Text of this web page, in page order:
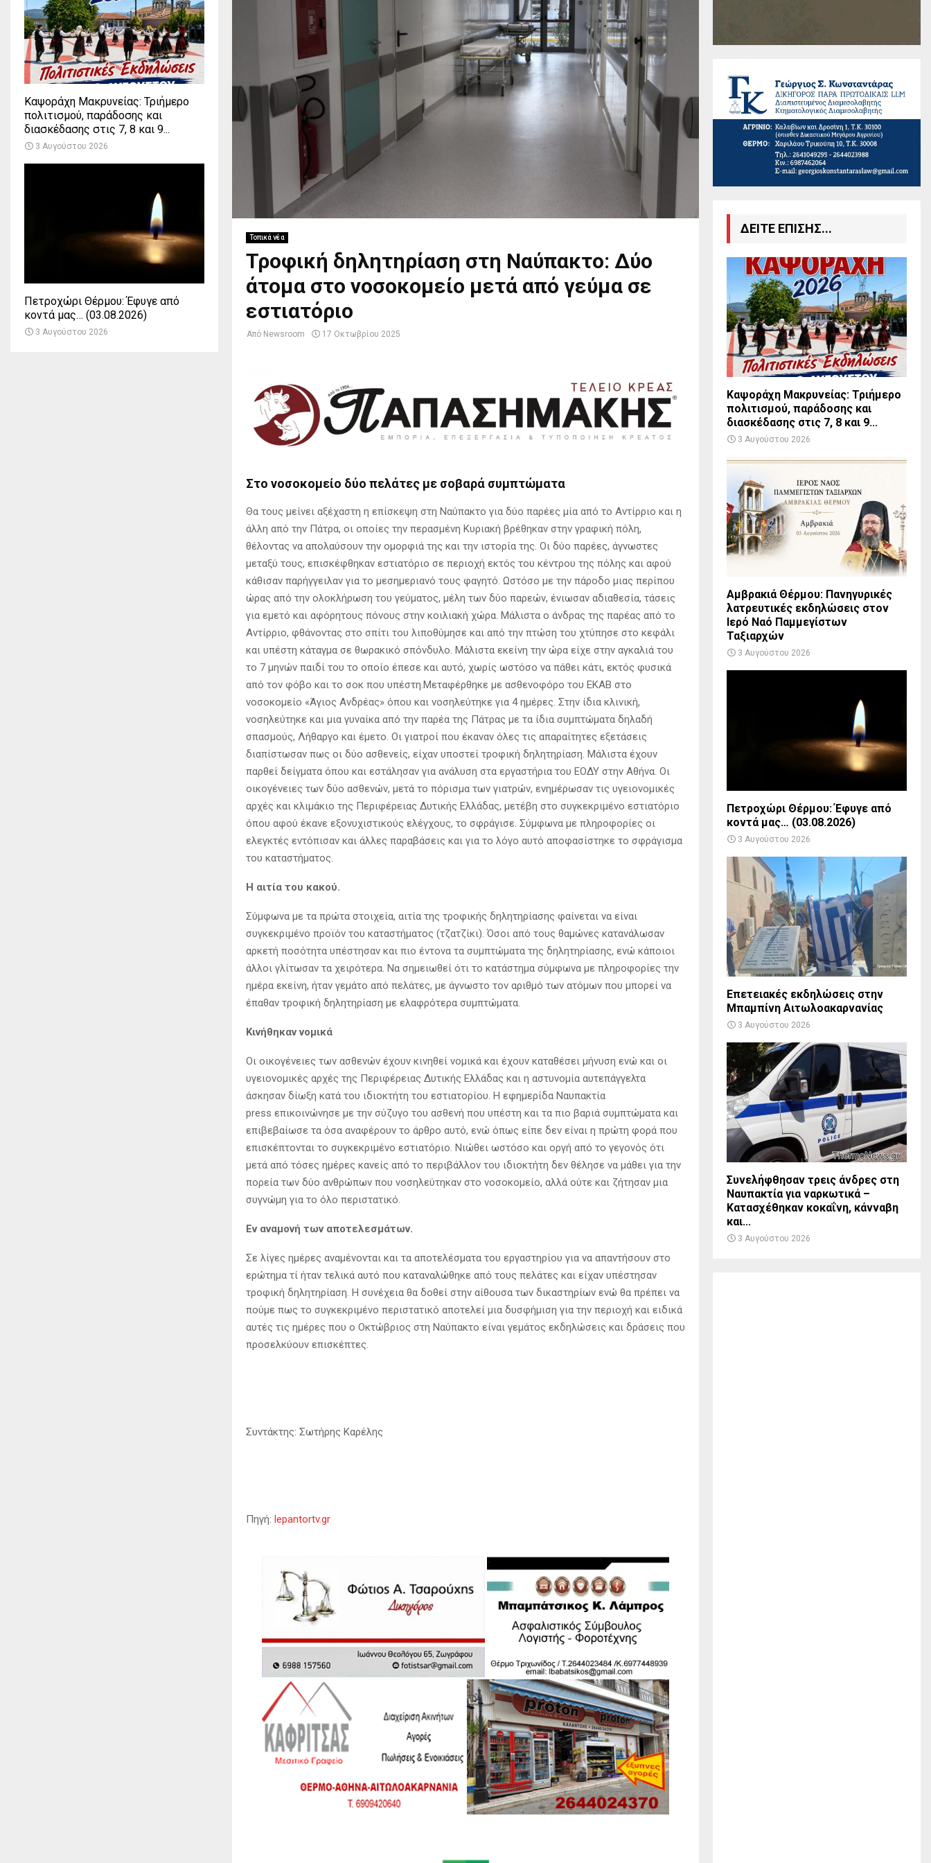
Τοπικά νέα
Τροφική δηλητηρίαση στη Ναύπακτο: Δύο
άτομα στο νοσοκομείο μετά από γεύμα σε
εστιατόριο
Από Newsroom 17 Οκτωβρίου 2025
Στο νοσοκομείο δύο πελάτες με σοβαρά συμπτώματα
Θα τους μείνει αξέχαστη η επίσκεψη στη Ναύπακτο για δύο παρέες μία από το Αντίρριο και η
άλλη από την Πάτρα, οι οποίες την περασμένη Κυριακή βρέθηκαν στην γραφική πόλη,
θέλοντας να απολαύσουν την ομορφιά της και την ιστορία της. Οι δύο παρέες, άγνωστες
μεταξύ τους, επισκέφθηκαν εστιατόριο σε περιοχή εκτός του κέντρου της πόλης και αφού
κάθισαν παρήγγειλαν για το μεσημεριανό τους φαγητό. Ωστόσο με την πάροδο μιας περίπου
ώρας από την ολοκλήρωση του γεύματος, μέλη των δύο παρεών, ένιωσαν αδιαθεσία, τάσεις
για εμετό και αφόρητους πόνους στην κοιλιακή χώρα. Μάλιστα ο άνδρας της παρέας από το
Αντίρριο, φθάνοντας στο σπίτι του λιποθύμησε και από την πτώση του χτύπησε στο κεφάλι
και υπέστη κάταγμα σε θωρακικό σπόνδυλο. Μάλιστα εκείνη την ώρα είχε στην αγκαλιά του
το 7 μηνών παιδί του το οποίο έπεσε και αυτό, χωρίς ωστόσο να πάθει κάτι, εκτός φυσικά
από τον φόβο και το σοκ που υπέστη.Μεταφέρθηκε με ασθενοφόρο του ΕΚΑΒ στο
νοσοκομείο «Άγιος Ανδρέας» όπου και νοσηλεύτηκε για 4 ημέρες. Στην ίδια κλινική,
νοσηλεύτηκε και μια γυναίκα από την παρέα της Πάτρας με τα ίδια συμπτώματα δηλαδή
σπασμούς, Λήθαργο και έμετο. Οι γιατροί που έκαναν όλες τις απαραίτητες εξετάσεις
διαπίστωσαν πως οι δύο ασθενείς, είχαν υποστεί τροφική δηλητηρίαση. Μάλιστα έχουν
παρθεί δείγματα όπου και εστάλησαν για ανάλυση στα εργαστήρια του ΕΟΔΥ στην Αθήνα. Οι
οικογένειες των δύο ασθενών, μετά το πόρισμα των γιατρών, ενημέρωσαν τις υγειονομικές
αρχές και κλιμάκιο της Περιφέρειας Δυτικής Ελλάδας, μετέβη στο συγκεκριμένο εστιατόριο
όπου αφού έκανε εξονυχιστικούς ελέγχους, το σφράγισε. Σύμφωνα με πληροφορίες οι
ελεγκτές εντόπισαν και άλλες παραβάσεις και για το λόγο αυτό αποφασίστηκε το σφράγισμα
του καταστήματος.
Η αιτία του κακού.
Σύμφωνα με τα πρώτα στοιχεία, αιτία της τροφικής δηλητηρίασης φαίνεται να είναι
συγκεκριμένο προϊόν του καταστήματος (τζατζίκι). Όσοι από τους θαμώνες κατανάλωσαν
αρκετή ποσότητα υπέστησαν και πιο έντονα τα συμπτώματα της δηλητηρίασης, ενώ κάποιοι
άλλοι γλίτωσαν τα χειρότερα. Να σημειωθεί ότι το κατάστημα σύμφωνα με πληροφορίες την
ημέρα εκείνη, ήταν γεμάτο από πελάτες, με άγνωστο τον αριθμό των ατόμων που μπορεί να
έπαθαν τροφική δηλητηρίαση με ελαφρότερα συμπτώματα.
Κινήθηκαν νομικά
Οι οικογένειες των ασθενών έχουν κινηθεί νομικά και έχουν καταθέσει μήνυση ενώ και οι
υγειονομικές αρχές της Περιφέρειας Δυτικής Ελλάδας και η αστυνομία αυτεπάγγελτα
άσκησαν δίωξη κατά του ιδιοκτήτη του εστιατορίου. Η εφημερίδα Ναυπακτία
press επικοινώνησε με την σύζυγο του ασθενή που υπέστη και τα πιο βαριά συμπτώματα και
επιβεβαίωσε τα όσα αναφέρουν το άρθρο αυτό, ενώ όπως είπε δεν είναι η πρώτη φορά που
επισκέπτονται το συγκεκριμένο εστιατόριο. Νιώθει ωστόσο και οργή από το γεγονός ότι
μετά από τόσες ημέρες κανείς από το περιβάλλον του ιδιοκτήτη δεν θέλησε να μάθει για την
πορεία των δύο ανθρώπων που νοσηλεύτηκαν στο νοσοκομείο, αλλά ούτε και ζήτησαν μια
συγνώμη για το όλο περιστατικό.
Εν αναμονή των αποτελεσμάτων.
Σε λίγες ημέρες αναμένονται και τα αποτελέσματα του εργαστηρίου για να απαντήσουν στο
ερώτημα τί ήταν τελικά αυτό που καταναλώθηκε από τους πελάτες και είχαν υπέστησαν
τροφική δηλητηρίαση. Η συνέχεια θα δοθεί στην αίθουσα των δικαστηρίων ενώ θα πρέπει να
πούμε πως το συγκεκριμένο περιστατικό αποτελεί μια δυσφήμιση για την περιοχή και ειδικά
αυτές τις ημέρες που ο Οκτώβριος στη Ναύπακτο είναι γεμάτος εκδηλώσεις και δράσεις που
προσελκύουν επισκέπτες.
Συντάκτης: Σωτήρης Καρέλης
Πηγή: lepantortv.gr
Καψοράχη Μακρυνείας: Τριήμερο
πολιτισμού, παράδοσης και
διασκέδασης στις 7, 8 και 9...
3 Αυγούστου 2026
Πετροχώρι Θέρμου: Έφυγε από
κοντά μας… (03.08.2026)
3 Αυγούστου 2026
ΔΕΙΤΕ ΕΠΙΣΗΣ...
Καψοράχη Μακρυνείας: Τριήμερο
πολιτισμού, παράδοσης και
διασκέδασης στις 7, 8 και 9...
3 Αυγούστου 2026
Αμβρακιά Θέρμου: Πανηγυρικές
λατρευτικές εκδηλώσεις στον
Ιερό Ναό Παμμεγίστων
Ταξιαρχών
3 Αυγούστου 2026
Πετροχώρι Θέρμου: Έφυγε από
κοντά μας… (03.08.2026)
3 Αυγούστου 2026
Επετειακές εκδηλώσεις στην
Μπαμπίνη Αιτωλοακαρνανίας
3 Αυγούστου 2026
Συνελήφθησαν τρεις άνδρες στη
Ναυπακτία για ναρκωτικά –
Κατασχέθηκαν κοκαΐνη, κάνναβη
και...
3 Αυγούστου 2026